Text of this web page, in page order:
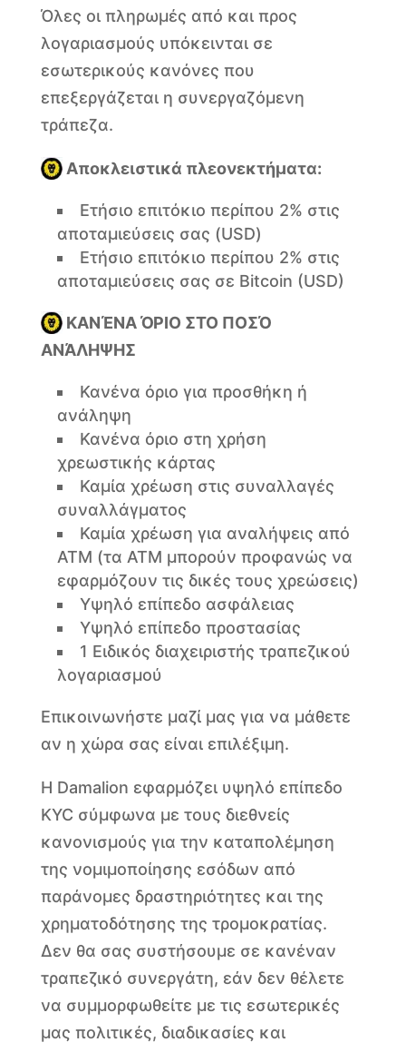
Όλες οι πληρωμές από και προς
λογαριασμούς υπόκεινται σε
εσωτερικούς κανόνες που
επεξεργάζεται η συνεργαζόμενη
τράπεζα.
Αποκλειστικά πλεονεκτήματα:
Ετήσιο επιτόκιο περίπου 2% στις
αποταμιεύσεις σας (USD)
Ετήσιο επιτόκιο περίπου 2% στις
αποταμιεύσεις σας σε Bitcoin (USD)
ΚΑΝΈΝΑ ΌΡΙΟ ΣΤΟ ΠΟΣΌ
ΑΝΆΛΗΨΗΣ
Κανένα όριο για προσθήκη ή
ανάληψη
Κανένα όριο στη χρήση
χρεωστικής κάρτας
Καμία χρέωση στις συναλλαγές
συναλλάγματος
Καμία χρέωση για αναλήψεις από
ΑΤΜ (τα ΑΤΜ μπορούν προφανώς να
εφαρμόζουν τις δικές τους χρεώσεις)
Υψηλό επίπεδο ασφάλειας
Υψηλό επίπεδο προστασίας
1 Ειδικός διαχειριστής τραπεζικού
λογαριασμού
Επικοινωνήστε μαζί μας για να μάθετε
αν η χώρα σας είναι επιλέξιμη.
Η Damalion εφαρμόζει υψηλό επίπεδο
KYC σύμφωνα με τους διεθνείς
κανονισμούς για την καταπολέμηση
της νομιμοποίησης εσόδων από
παράνομες δραστηριότητες και της
χρηματοδότησης της τρομοκρατίας.
Δεν θα σας συστήσουμε σε κανέναν
τραπεζικό συνεργάτη, εάν δεν θέλετε
να συμμορφωθείτε με τις εσωτερικές
μας πολιτικές, διαδικασίες και